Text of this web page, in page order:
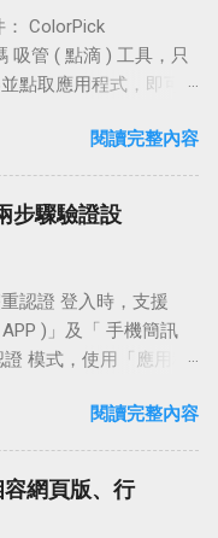
接著系統 APP 會詢問
登入】。 在這邊系統
們按下【確定】，回
成功登入 LINE 了。 小
知的來源 ( Android )」
，尤其是電腦裝置常
框中，「輸入自己的
現提示：「無法使用
訊息，並要求我們新增
點選【設定說明】在
觀察一下該如何設
察，頁面中提示需在
個「CNAME 記錄
到
話 ( * 網址列輸入
轉到
需設置四筆「 A 記
IP 位址。 「瀏覽器」
錄中，除了需要一筆
」的記錄，還需
、 DSA 公鑰 和 私鑰 (
有 金鑰 進行簡易修
，變更私鑰密碼，或
)。 Windows
OpenShift 、Google
的連線。 文章中使用
註解 ( Key comment )
私鑰 軟體檔案 軟體名
： PuTTY Download
公鑰和私鑰密鑰對，加
。例如：幫私鑰加入
是變更金鑰註解 ( Key
載 PuTTYgen 前往
ColorPick
吸管 ( 點滴 ) 工具，只
點取應用程式，即可
RGB 色彩，在使用上
用鼠標在網頁上的任何
素並縮放顏色選擇
微調。 方便的複製查
適用於 Windows 主機
HEX，轉換 HEX 到
主機安裝版）。 保留
軟體資訊 軟體名稱：
體性質：Chrome 免費
檔案下載：
機安裝版官網鏈結 附
閱讀完整內容
步驟驗證設
認證 登入時，支援
)」及「 手機簡訊
證 模式，使用「應用程
入憑證，那手機 app 中
息，點擊批准後電腦
簡訊」的方式登入電
送 登入的憑證 代碼至
閱讀完整內容
網頁版、行